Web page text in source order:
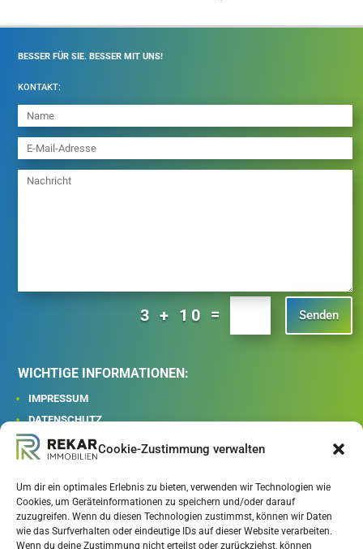
Cookie-Zustimmung verwalten
Um dir ein optimales Erlebnis zu bieten, verwenden wir Technologien wie
Cookies, um Geräteinformationen zu speichern und/oder darauf
zuzugreifen. Wenn du diesen Technologien zustimmst, können wir Daten
wie das Surfverhalten oder eindeutige IDs auf dieser Website verarbeiten.
Wenn du deine Zustimmung nicht erteilst oder zurückziehst, können
BESSER FÜR SIE. BESSER MIT UNS!
KONTAKT:
3 + 10 = Senden
WICHTIGE INFORMATIONEN:
IMPRESSUM
DATENSCHUTZ
AGB
WIDERRUFSRECHT
 REKAR IMMOBILIEN GmbH
Patriching 25